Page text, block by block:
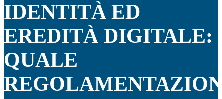
IDENTITÀ ED
EREDITÀ DIGITALE:
QUALE